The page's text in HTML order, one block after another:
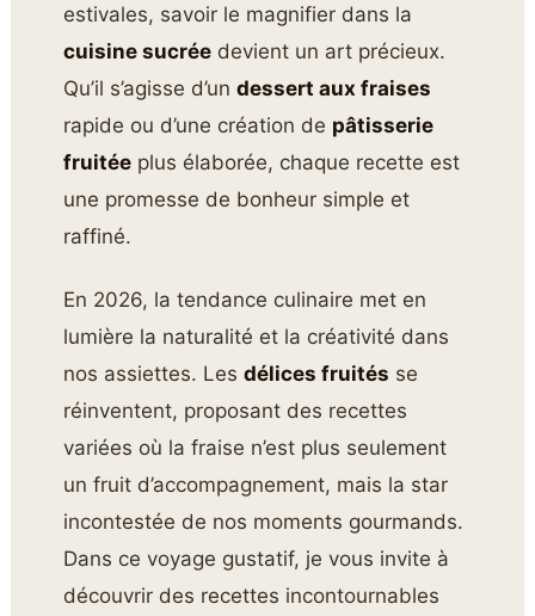
estivales, savoir le magnifier dans la
cuisine sucrée devient un art précieux.
Qu’il s’agisse d’undessert aux fraises
rapide ou d’une création de pâtisserie
fruitée plus élaborée, chaque recette est
une promesse de bonheur simple et
raffiné.
En 2026, la tendance culinaire met en
lumière la naturalité et la créativité dans
nos assiettes. Lesdélices fruités se
réinventent, proposant des recettes
variées où la fraise n’est plus seulement
un fruit d’accompagnement, mais la star
incontestée de nos moments gourmands.
Dans ce voyage gustatif, je vous invite à
découvrir des recettes incontournables